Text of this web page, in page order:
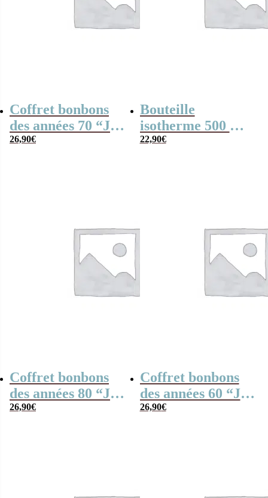
Coffret bonbons
des années 70 “Je
suis un entraîneur
26,90€
Bouteille
isotherme 500 ml
“Je suis une
22,90€
Coffret bonbons
des années 80 “Je
suis un entraîneur
26,90€
Coffret bonbons
des années 60 “Je
suis un prof de
26,90€